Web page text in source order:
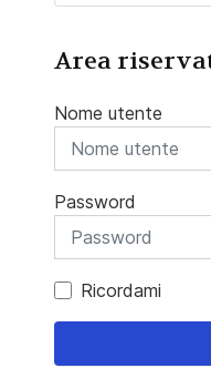
Area
Nome utente
Password
Ricordami